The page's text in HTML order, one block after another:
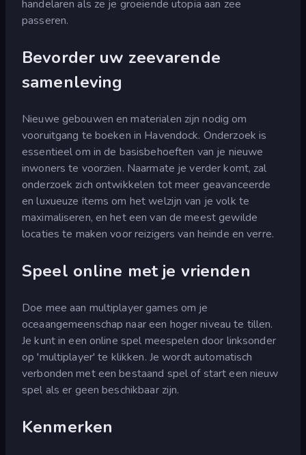
handelaren als ze je groeiende utopia aan zee
passeren.
Bevorder uw zeevarende
samenleving
Nieuwe gebouwen en materialen zijn nodig om
vooruitgang te boeken in Havendock. Onderzoek is
essentieel om in de basisbehoeften van je nieuwe
inwoners te voorzien. Naarmate je verder komt, zal
onderzoek zich ontwikkelen tot meer geavanceerde
en luxueuze items om het welzijn van je volk te
maximaliseren, en het een van de meest gewilde
locaties te maken voor reizigers van heinde en verre.
Speel online met je vrienden
Doe mee aan multiplayer games om je
oceaangemeenschap naar een hoger niveau te tillen.
Je kunt in een online spel meespelen door linksonder
op 'multiplayer' te klikken. Je wordt automatisch
verbonden met een bestaand spel of start een nieuw
spel als er geen beschikbaar zijn.
Kenmerken